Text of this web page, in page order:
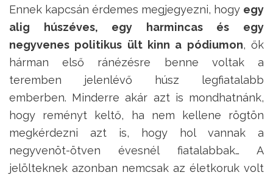
Ennek kapcsán érdemes megjegyezni, hogy egy
alig húszéves, egy harmincas és egy
negyvenes politikus ült kinn a pódiumon, ők
hárman első ránézésre benne voltak a
teremben jelenlévő húsz legfiatalabb
emberben. Minderre akár azt is mondhatnánk,
hogy reményt keltő, ha nem kellene rögtön
megkérdezni azt is, hogy hol vannak a
negyvenöt-ötven évesnél fiatalabbak… A
jelölteknek azonban nemcsak az életkoruk volt